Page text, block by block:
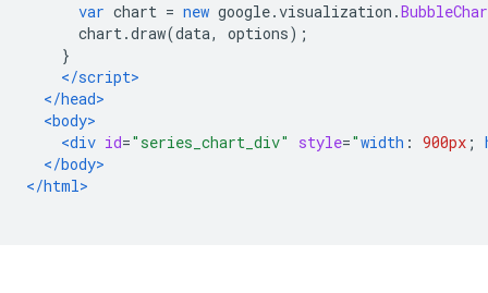
var chart = new google.visualization .
chart.draw(data, options);
}
</script>
</head>
<body>
<div id="series_chart_div" style="width : 900px ;
</body>
</html>